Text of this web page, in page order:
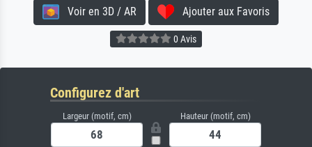
Voir en 3D / AR Ajouter aux Favoris
0 Avis
Configurez d'art
Largeur (motif, cm) Hauteur (motif, cm)